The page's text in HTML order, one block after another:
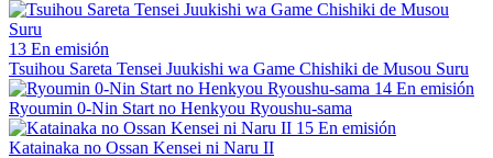
13 En emisión
Tsuihou Sareta Tensei Juukishi wa Game Chishiki de Musou Suru
14 En emisión
Ryoumin 0-Nin Start no Henkyou Ryoushu-sama
15 En emisión
Katainaka no Ossan Kensei ni Naru II